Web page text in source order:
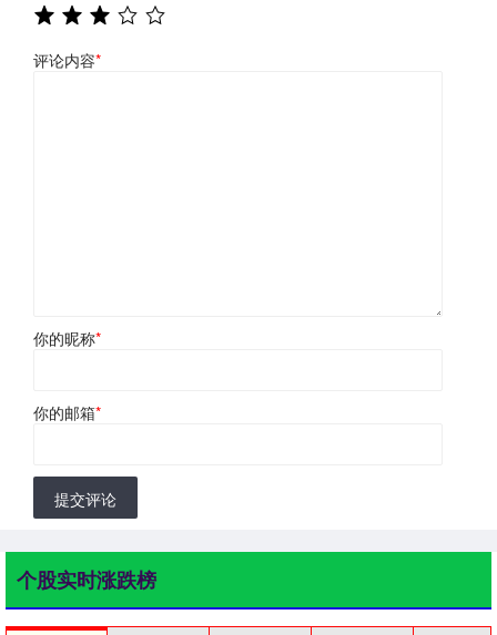
评论内容*
你的昵称*
你的邮箱*
提交评论
个股实时涨跌榜